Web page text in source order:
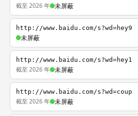
截至 2026 年 未屏蔽
http://www.baidu.com/s?wd=hey9
未屏蔽
http://www.baidu.com/s?wd=hey1
截至 2026 年 未屏蔽
http://www.baidu.com/s?wd=coup
截至 2026 年 未屏蔽